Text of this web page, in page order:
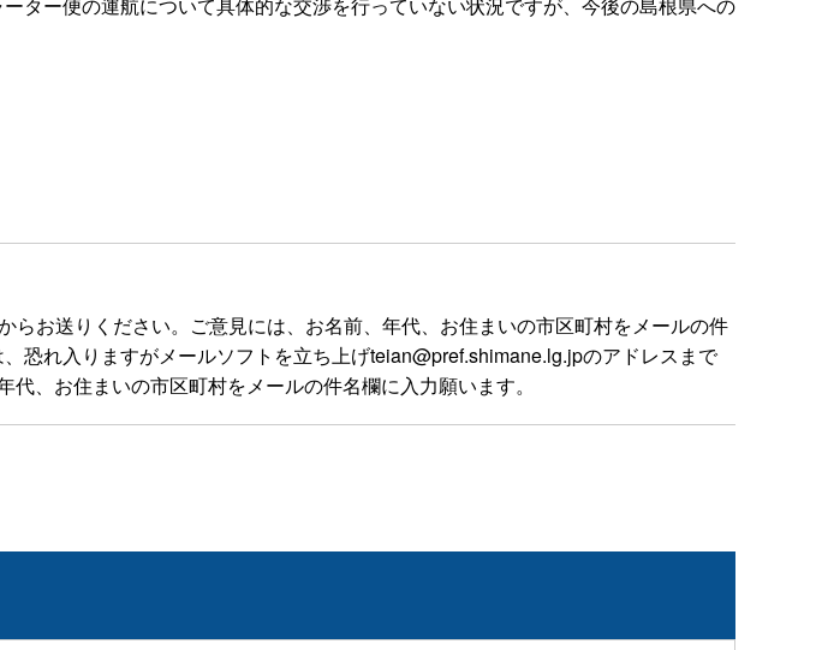
らお送りください。ご意見には、お名前、年代、お住まいの市区町村をメールの件
恐れ入りますがメールソフトを立ち上げteian@pref.shimane.lg.jpのアドレスまで
、お住まいの市区町村をメールの件名欄に入力願います。